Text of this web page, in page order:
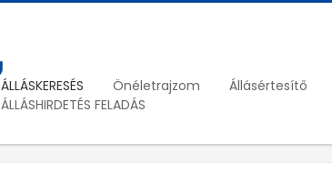
ÁLLÁSKERESÉS Önéletrajzom Állásértesítő
ÁLLÁSHIRDETÉS FELADÁS